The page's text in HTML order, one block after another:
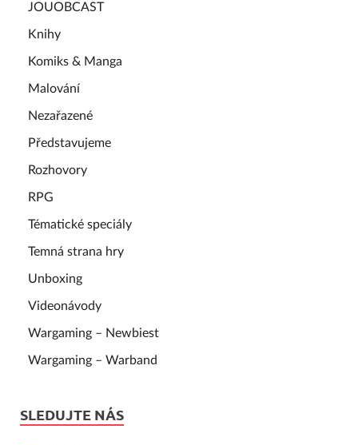
JOUOBCAST
Knihy
Komiks & Manga
Malování
Nezařazené
Představujeme
Rozhovory
RPG
Tématické speciály
Temná strana hry
Unboxing
Videonávody
Wargaming – Newbiest
Wargaming – Warband
SLEDUJTE NÁS